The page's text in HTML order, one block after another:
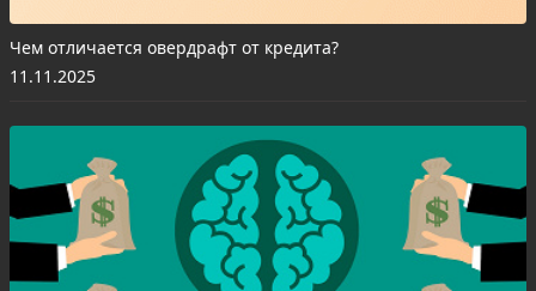
Чем отличается овердрафт от кредита?
11.11.2025